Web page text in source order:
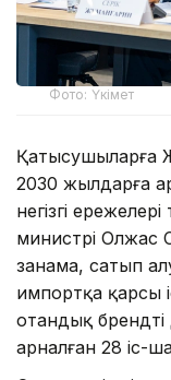
Фото: Үкімет
Қатысушыларға
2030 жылдарға
негізгі
министрі Олжас
заңнама, сатып
импортқа қарсы
отандық
арналған 28 іс-